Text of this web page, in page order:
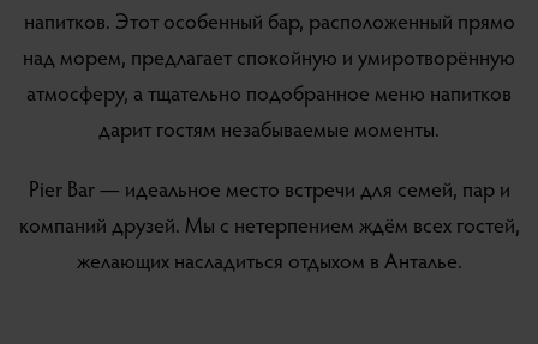
напитков. Этот особенный бар, расположенный прямо
над морем, предлагает спокойную и умиротворённую
атмосферу, а тщательно подобранное меню напитков
дарит гостям незабываемые моменты.
Pier Bar — идеальное место встречи для семей, пар и
компаний друзей. Мы с нетерпением ждём всех гостей,
желающих насладиться отдыхом в Анталье.